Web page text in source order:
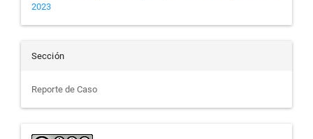
2023
Sección
Reporte de Caso